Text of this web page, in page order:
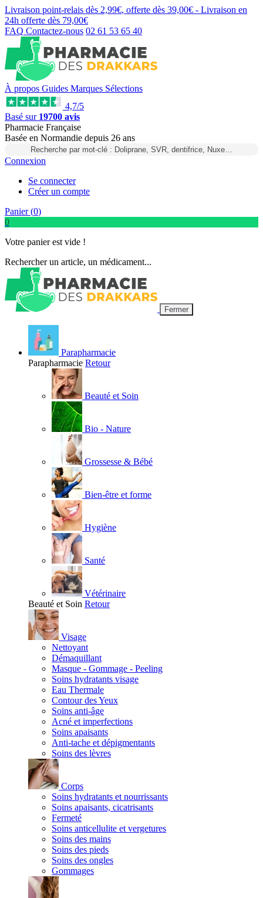
Livraison point-relais dès 2,99€, offerte dès 39,00€ - Livraison en
24h offerte dès 79,00€
FAQ Contactez-nous 02 61 53 65 40
À propos Guides Marques Sélections
4,7/5
Basé sur 19700 avis
Pharmacie Française
Basée en Normandie depuis 26 ans
Recherche par mot-clé : Doliprane, SVR, dentifrice, Nuxe…
Connexion
Se connecter
Créer un compte
Panier (0)
0
Votre panier est vide !
Rechercher un article, un médicament...
Fermer
Parapharmacie
Parapharmacie Retour
Beauté et Soin
Bio - Nature
Grossesse & Bébé
Bien-être et forme
Hygiène
Santé
Vétérinaire
Beauté et Soin Retour
Visage
Nettoyant
Démaquillant
Masque - Gommage - Peeling
Soins hydratants visage
Eau Thermale
Contour des Yeux
Soins anti-âge
Acné et imperfections
Soins apaisants
Anti-tache et dépigmentants
Soins des lèvres
Corps
Soins hydratants et nourrissants
Soins apaisants, cicatrisants
Fermeté
Soins anticellulite et vergetures
Soins des mains
Soins des pieds
Soins des ongles
Gommages